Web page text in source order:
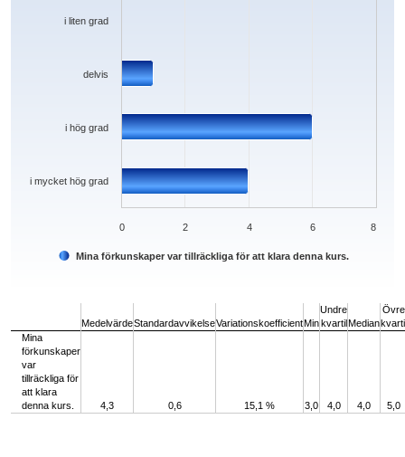
Mina förkunskaper var tillräckliga för att klara denna kurs.
i mycket hög grad
i hög grad
delvis
i liten grad
0 2 4 6 8
MedelvärdeStandardavvikelseVariationskoefficientMin
Undre
kvartilMedian
Övre
Mina
förkunskaper
var
tillräckliga för
att klara
denna kurs.
4,3 0,6 15,1 % 3,0 4,0 4,0 5,0